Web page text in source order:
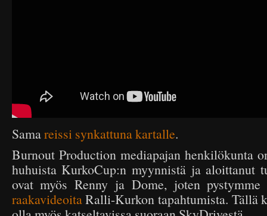
Samareissi synkattuna kartalle.
Burnout Production mediapajan henkilökunta
huhuista KurkoCup:n myynnistä ja aloittanut
ovat myös Renny ja Dome, joten
raakavideoitaRalli-Kurkon tapahtumista. Tällä